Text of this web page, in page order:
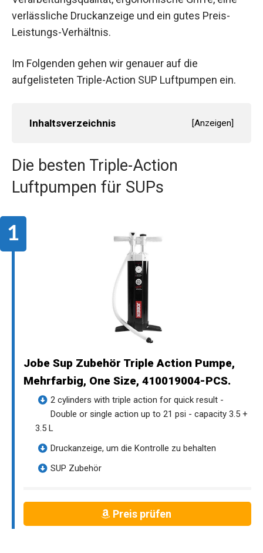
verlässliche Druckanzeige und ein gutes Preis-
Leistungs-Verhältnis.
Im Folgenden gehen wir genauer auf die
aufgelisteten Triple-Action SUP Luftpumpen ein.
Inhaltsverzeichnis [Anzeigen]
Die besten Triple-Action
Luftpumpen für SUPs
Jobe Sup Zubehör Triple Action Pumpe,
Mehrfarbig, One Size, 410019004-PCS.
2 cylinders with triple action for quick result -
Double or single action up to 21 psi - capacity 3.5 +
3.5 L
Druckanzeige, um die Kontrolle zu behalten
SUP Zubehör
Preis prüfen